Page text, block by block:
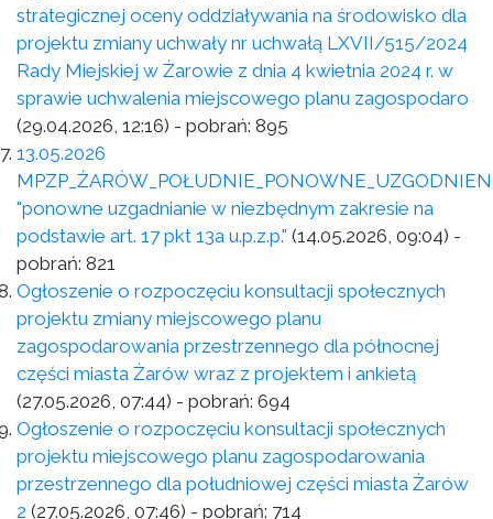
strategicznej oceny oddziaływania na środowisko dla
projektu zmiany uchwały nr uchwałą LXVII/515/2024
Rady Miejskiej w Żarowie z dnia 4 kwietnia 2024 r. w
sprawie uchwalenia miejscowego planu zagospodaro
(29.04.2026, 12:16) - pobrań: 895
13.05.2026
"ponowne uzgadnianie w niezbędnym zakresie na
podstawie art. 17 pkt 13a u.p.z.p." (14.05.2026, 09:04) -
pobrań: 821
Ogłoszenie o rozpoczęciu konsultacji społecznych
projektu zmiany miejscowego planu
zagospodarowania przestrzennego dla północnej
części miasta Żarów wraz z projektem i ankietą
(27.05.2026, 07:44) - pobrań: 694
Ogłoszenie o rozpoczęciu konsultacji społecznych
projektu miejscowego planu zagospodarowania
przestrzennego dla południowej części miasta Żarów
2 (27.05.2026, 07:46) - pobrań: 714